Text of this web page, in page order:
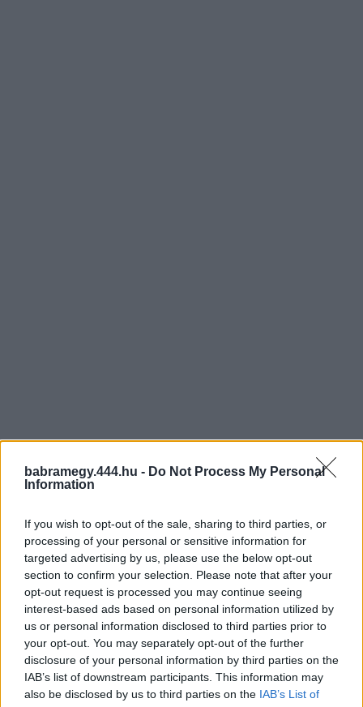
babramegy.444.hu - Do Not Process My Personal
Information
If you wish to opt-out of the sale, sharing to third parties, or
processing of your personal or sensitive information for
targeted advertising by us, please use the below opt-out
section to confirm your selection. Please note that after your
opt-out request is processed you may continue seeing
interest-based ads based on personal information utilized by
us or personal information disclosed to third parties prior to
your opt-out. You may separately opt-out of the further
disclosure of your personal information by third parties on the
IAB’s list of downstream participants. This information may
also be disclosed by us to third parties on the IAB’s List of